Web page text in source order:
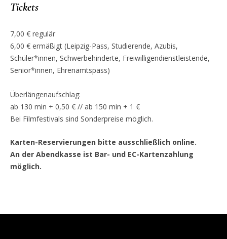
Tickets
7,00 € regulär
6,00 € ermäßigt (Leipzig-Pass, Studierende, Azubis,
Schüler*innen, Schwerbehinderte, Freiwilligendienstleistende,
Senior*innen, Ehrenamtspass)
Überlängenaufschlag:
ab 130 min + 0,50 € // ab 150 min + 1 €
Bei Filmfestivals sind Sonderpreise möglich.
Karten-Reservierungen bitte ausschließlich online.
An der Abendkasse ist Bar- und EC-Kartenzahlung
möglich.